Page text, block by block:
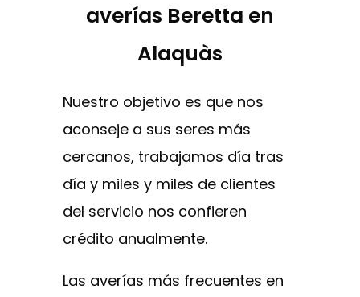
averías Beretta en
Alaquàs
Nuestro objetivo es que nos
aconseje a sus seres más
cercanos, trabajamos día tras
día y miles y miles de clientes
del servicio nos confieren
crédito anualmente.
Las averías más frecuentes en